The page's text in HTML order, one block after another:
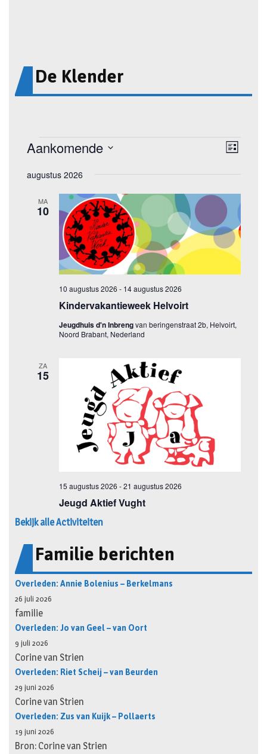
De Klender
Bekijk alle Activiteiten
Familie berichten
Overleden: Annie Bolenius – Berkelmans
26 juli 2026
familie
Overleden: Jo van Geel – van Oort
9 juli 2026
Corine van Strien
Overleden: Riet Scheij – van Beurden
29 juni 2026
Corine van Strien
Overleden: Zus van Kuijk – Pollaerts
19 juni 2026
Bron: Corine van Strien